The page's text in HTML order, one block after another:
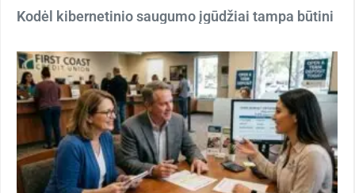
Kodėl kibernetinio saugumo įgūdžiai tampa būtini